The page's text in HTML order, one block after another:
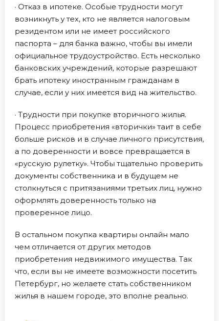
· Отказ в ипотеке. Особые трудности могут
возникнуть у тех, кто не является налоговым
резидентом или не имеет российского
паспорта – для банка важно, чтобы вы имели
официальное трудоустройство. Есть несколько
банковских учреждений, которые разрешают
брать ипотеку иностранным гражданам в
случае, если у них имеется вид на жительство.
· Трудности при покупке вторичного жилья.
Процесс приобретения «вторички» таит в себе
больше рисков и в случае личного присутствия,
а по доверенности и вовсе превращается в
«русскую рулетку». Чтобы тщательно проверить
документы собственника и в будущем не
столкнуться с притязаниями третьих лиц, нужно
оформлять доверенность только на
проверенное лицо.
В остальном покупка квартиры онлайн мало
чем отличается от других методов
приобретения недвижимого имущества. Так
что, если вы не имеете возможности посетить
Петербург, но желаете стать собственником
жилья в нашем городе, это вполне реально.